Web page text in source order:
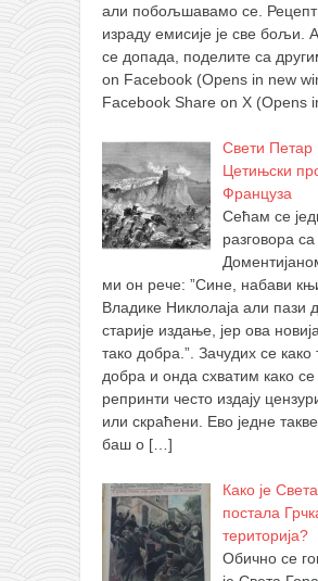
али побољшавамо се. Рецепт
израду емисије је све бољи.
се допада, поделите са
on Facebook (Opens in new
Facebook Share on X (Opens
Свети Петар
Цетињски
Француза
Сећам се
разговора
ми он рече: ”Сине, набави
Владике Никлолаја али пази
старије издање, јер ова
тако добра.”. Зачудих се како
добра и онда схватим како се
репринти често издају
или скраћени. Ево једне
баш о […]
Како је
постала
територија?
Обично се